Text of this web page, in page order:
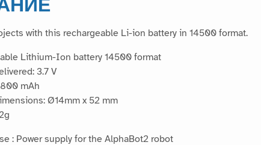
with this rechargeable Li-ion battery in 14500 format.
Lithium-Ion battery 14500 format
3.7 V
mAh
Ø14mm x 52 mm
: Power supply for the AlphaBot2 robot